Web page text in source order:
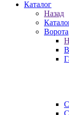
Каталог
Назад
Ворота